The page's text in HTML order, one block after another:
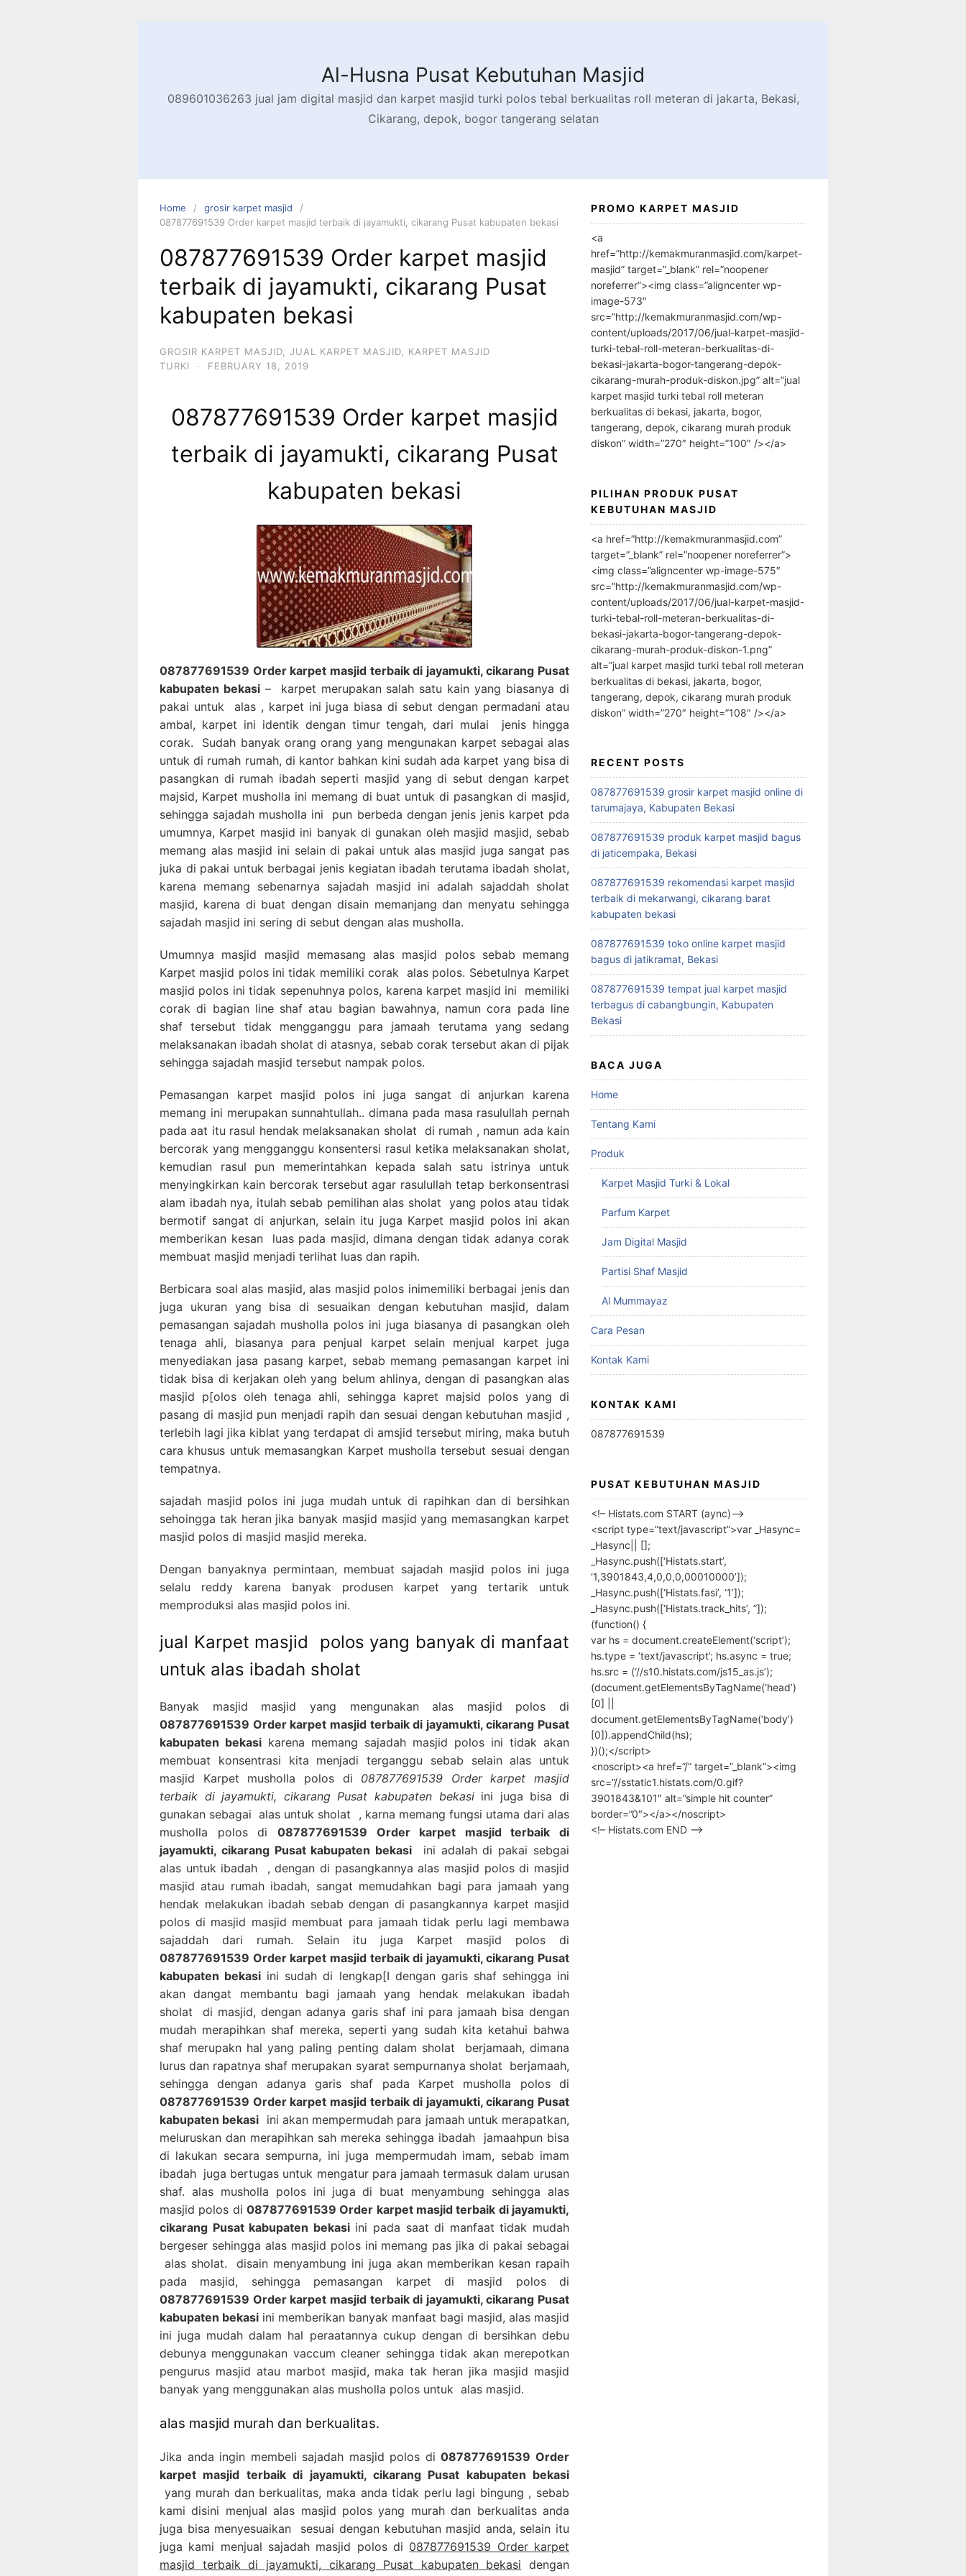
Al-Husna Pusat Kebutuhan Masjid
089601036263 jual jam digital masjid dan karpet masjid turki polos tebal berkualitas roll meteran di jakarta, Bekasi,
Cikarang, depok, bogor tangerang selatan
Home
grosir karpet masjid
087877691539 Order karpet masjid terbaik di jayamukti, cikarang Pusat kabupaten bekasi
087877691539 Order karpet masjid
terbaik di jayamukti, cikarang Pusat
kabupaten bekasi
GROSIR KARPET MASJID JUAL KARPET MASJID
KARPET MASJID
TURKI
· FEBRUARY 18, 2019
087877691539 Order karpet masjid
terbaik di jayamukti, cikarang Pusat
kabupaten bekasi
087877691539 Order karpet masjid terbaik di jayamukti, cikarang Pusat
kabupaten bekasi– karpet merupakan salah satu kain yang biasanya di
pakai untuk alas , karpet ini juga biasa di sebut dengan permadani atau
ambal, karpet ini identik dengan timur tengah, dari mulai jenis hingga
corak. Sudah banyak orang orang yang mengunakan karpet sebagai alas
untuk di rumah rumah, di kantor bahkan kini sudah ada karpet yang bisa di
pasangkan di rumah ibadah seperti masjid yang di sebut dengan karpet
majsid, Karpet musholla ini memang di buat untuk di pasangkan di masjid,
sehingga sajadah musholla ini pun berbeda dengan jenis jenis karpet pda
umumnya, Karpet masjid ini banyak di gunakan oleh masjid masjid, sebab
memang alas masjid ini selain di pakai untuk alas masjid juga sangat pas
juka di pakai untuk berbagai jenis kegiatan ibadah terutama ibadah sholat,
karena memang sebenarnya sajadah masjid ini adalah sajaddah sholat
masjid, karena di buat dengan disain memanjang dan menyatu sehingga
sajadah masjid ini sering di sebut dengan alas musholla.
Umumnya masjid masjid memasang alas masjid polos sebab memang
Karpet masjid polos ini tidak memiliki corak alas polos. Sebetulnya Karpet
masjid polos ini tidak sepenuhnya polos, karena karpet masjid ini memiliki
corak di bagian line shaf atau bagian bawahnya, namun cora pada line
shaf tersebut tidak mengganggu para jamaah terutama yang sedang
melaksanakan ibadah sholat di atasnya, sebab corak tersebut akan di pijak
sehingga sajadah masjid tersebut nampak polos.
Pemasangan karpet masjid polos ini juga sangat di anjurkan karena
memang ini merupakan sunnahtullah.. dimana pada masa rasulullah pernah
pada aat itu rasul hendak melaksanakan sholat di rumah , namun ada kain
bercorak yang mengganggu konsentersi rasul ketika melaksanakan sholat,
kemudian rasul pun memerintahkan kepada salah satu istrinya untuk
menyingkirkan kain bercorak tersebut agar rasulullah tetap berkonsentrasi
alam ibadah nya, itulah sebab pemilihan alas sholat yang polos atau tidak
bermotif sangat di anjurkan, selain itu juga Karpet masjid polos ini akan
memberikan kesan luas pada masjid, dimana dengan tidak adanya corak
membuat masjid menjadi terlihat luas dan rapih.
Berbicara soal alas masjid, alas masjid polos inimemiliki berbagai jenis dan
juga ukuran yang bisa di sesuaikan dengan kebutuhan masjid, dalam
pemasangan sajadah musholla polos ini juga biasanya di pasangkan oleh
tenaga ahli, biasanya para penjual karpet selain menjual karpet juga
menyediakan jasa pasang karpet, sebab memang pemasangan karpet ini
tidak bisa di kerjakan oleh yang belum ahlinya, dengan di pasangkan alas
masjid p[olos oleh tenaga ahli, sehingga kapret majsid polos yang di
pasang di masjid pun menjadi rapih dan sesuai dengan kebutuhan masjid ,
terlebih lagi jika kiblat yang terdapat di amsjid tersebut miring, maka butuh
cara khusus untuk memasangkan Karpet musholla tersebut sesuai dengan
tempatnya.
sajadah masjid polos ini juga mudah untuk di rapihkan dan di bersihkan
sehoingga tak heran jika banyak masjid masjid yang memasangkan karpet
masjid polos di masjid masjid mereka.
Dengan banyaknya permintaan, membuat sajadah masjid polos ini juga
selalu reddy karena banyak produsen karpet yang tertarik untuk
memproduksi alas masjid polos ini.
jual Karpet masjid polos yang banyak di manfaat
untuk alas ibadah sholat
Banyak masjid masjid yang mengunakan alas masjid polos di
087877691539 Order karpet masjid terbaik di jayamukti, cikarang Pusat
kabupaten bekasi karena memang sajadah masjid polos ini tidak akan
membuat konsentrasi kita menjadi terganggu sebab selain alas untuk
masjid Karpet musholla polos di 087877691539 Order karpet masjid
terbaik di jayamukti, cikarang Pusat kabupaten bekasiini juga bisa di
gunakan sebagai alas untuk sholat , karna memang fungsi utama dari alas
musholla polos di 087877691539 Order karpet masjid terbaik di
jayamukti, cikarang Pusat kabupaten bekasi ini adalah di pakai sebgai
alas untuk ibadah , dengan di pasangkannya alas masjid polos di masjid
masjid atau rumah ibadah, sangat memudahkan bagi para jamaah yang
hendak melakukan ibadah sebab dengan di pasangkannya karpet masjid
polos di masjid masjid membuat para jamaah tidak perlu lagi membawa
sajaddah dari rumah. Selain itu juga Karpet masjid polos di
087877691539 Order karpet masjid terbaik di jayamukti, cikarang Pusat
kabupaten bekasi ini sudah di lengkap[I dengan garis shaf sehingga ini
akan dangat membantu bagi jamaah yang hendak melakukan ibadah
sholat di masjid, dengan adanya garis shaf ini para jamaah bisa dengan
mudah merapihkan shaf mereka, seperti yang sudah kita ketahui bahwa
shaf merupakn hal yang paling penting dalam sholat berjamaah, dimana
lurus dan rapatnya shaf merupakan syarat sempurnanya sholat berjamaah,
sehingga dengan adanya garis shaf pada Karpet musholla polos di
087877691539 Order karpet masjid terbaik di jayamukti, cikarang Pusat
kabupaten bekasi ini akan mempermudah para jamaah untuk merapatkan,
meluruskan dan merapihkan sah mereka sehingga ibadah jamaahpun bisa
di lakukan secara sempurna, ini juga mempermudah imam, sebab imam
ibadah juga bertugas untuk mengatur para jamaah termasuk dalam urusan
shaf. alas musholla polos ini juga di buat menyambung sehingga alas
masjid polos di 087877691539 Order karpet masjid terbaik di jayamukti,
cikarang Pusat kabupaten bekasiini pada saat di manfaat tidak mudah
bergeser sehingga alas masjid polos ini memang pas jika di pakai sebagai
alas sholat. disain menyambung ini juga akan memberikan kesan rapaih
pada masjid, sehingga pemasangan karpet di masjid polos di
087877691539 Order karpet masjid terbaik di jayamukti, cikarang Pusat
kabupaten bekasi ini memberikan banyak manfaat bagi masjid, alas masjid
ini juga mudah dalam hal peraatannya cukup dengan di bersihkan debu
debunya menggunakan vaccum cleaner sehingga tidak akan merepotkan
pengurus masjid atau marbot masjid, maka tak heran jika masjid masjid
banyak yang menggunakan alas musholla polos untuk alas masjid.
alas masjid murah dan berkualitas.
Jika anda ingin membeli sajadah masjid polos di087877691539 Order
karpet masjid terbaik di jayamukti, cikarang Pusat kabupaten bekasi
yang murah dan berkualitas, maka anda tidak perlu lagi bingung , sebab
kami disini menjual alas masjid polos yang murah dan berkualitas anda
juga bisa menyesuaikan sesuai dengan kebutuhan masjid anda, selain itu
juga kami menjual sajadah masjid polos di 087877691539 Order karpet
masjid terbaik di jayamukti, cikarang Pusat kabupaten bekasi dengan
PROMO KARPET MASJID
<a
href=”http://kemakmuranmasjid.com/karpet-
masjid” target=”_blank” rel=”noopener
noreferrer”><img class=”aligncenter wp-
image-573″
src=”http://kemakmuranmasjid.com/wp-
content/uploads/2017/06/jual-karpet-masjid-
turki-tebal-roll-meteran-berkualitas-di-
bekasi-jakarta-bogor-tangerang-depok-
cikarang-murah-produk-diskon.jpg” alt=”jual
karpet masjid turki tebal roll meteran
berkualitas di bekasi, jakarta, bogor,
tangerang, depok, cikarang murah produk
diskon” width=”270″ height=”100″ /></a>
PILIHAN PRODUK PUSAT
KEBUTUHAN MASJID
<a href=”http://kemakmuranmasjid.com”
target=”_blank” rel=”noopener noreferrer”>
<img class=”aligncenter wp-image-575″
src=”http://kemakmuranmasjid.com/wp-
content/uploads/2017/06/jual-karpet-masjid-
turki-tebal-roll-meteran-berkualitas-di-
bekasi-jakarta-bogor-tangerang-depok-
cikarang-murah-produk-diskon-1.png”
alt=”jual karpet masjid turki tebal roll meteran
berkualitas di bekasi, jakarta, bogor,
tangerang, depok, cikarang murah produk
diskon” width=”270″ height=”108″ /></a>
RECENT POSTS
087877691539 grosir karpet masjid online di
tarumajaya, Kabupaten Bekasi
087877691539 produk karpet masjid bagus
di jaticempaka, Bekasi
087877691539 rekomendasi karpet masjid
terbaik di mekarwangi, cikarang barat
kabupaten bekasi
087877691539 toko online karpet masjid
bagus di jatikramat, Bekasi
087877691539 tempat jual karpet masjid
terbagus di cabangbungin, Kabupaten
Bekasi
BACA JUGA
Home
Tentang Kami
Produk
Karpet Masjid Turki & Lokal
Parfum Karpet
Jam Digital Masjid
Partisi Shaf Masjid
Al Mummayaz
Cara Pesan
Kontak Kami
KONTAK KAMI
087877691539
PUSAT KEBUTUHAN MASJID
<!– Histats.com START (aync)–>
<script type=”text/javascript”>var _Hasync=
_Hasync|| [];
_Hasync.push([‘Histats.start’,
‘1,3901843,4,0,0,0,00010000’]);
_Hasync.push([‘Histats.fasi’, ‘1’]);
_Hasync.push([‘Histats.track_hits’, ”]);
(function() {
var hs = document.createElement(‘script’);
hs.type = ‘text/javascript’; hs.async = true;
hs.src = (‘//s10.histats.com/js15_as.js’);
(document.getElementsByTagName(‘head’)
[0] ||
document.getElementsByTagName(‘body’)
[0]).appendChild(hs);
})();</script>
<noscript><a href=”/” target=”_blank”><img
src=”//sstatic1.histats.com/0.gif?
3901843&101″ alt=”simple hit counter”
border=”0″></a></noscript>
<!– Histats.com END –>